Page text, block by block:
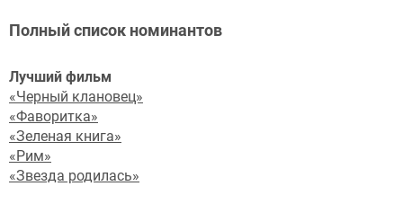
Полный список номинантов
Лучший фильм
«Черный клановец»
«Фаворитка»
«Зеленая книга»
«Рим»
«Звезда родилась»